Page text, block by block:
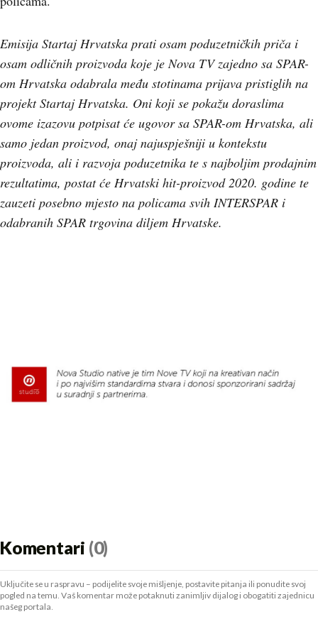
Emisija Startaj Hrvatska prati osam poduzetničkih priča i
osam odličnih proizvoda koje je Nova TV zajedno sa SPAR-
om Hrvatska odabrala među stotinama prijava pristiglih na
projekt Startaj Hrvatska. Oni koji se pokažu doraslima
ovome izazovu potpisat će ugovor sa SPAR-om Hrvatska, ali
samo jedan proizvod, onaj najuspješniji u kontekstu
proizvoda, ali i razvoja poduzetnika te s najboljim prodajnim
rezultatima, postat će Hrvatski hit-proizvod 2020. godine te
zauzeti posebno mjesto na policama svih INTERSPAR i
odabranih SPAR trgovina diljem Hrvatske.
Komentari (0)
Uključite se u raspravu – podijelite svoje mišljenje, postavite pitanja ili ponudite svoj
pogled na temu. Vaš komentar može potaknuti zanimljiv dijalog i obogatiti zajednicu
našeg portala.